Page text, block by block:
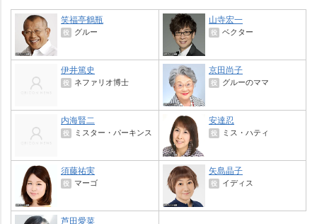
笑福亭鶴瓶
役 グルー
山寺宏一
役 ベクター
伊井篤史
役 ネファリオ博士
京田尚子
役 グルーのママ
内海賢二
役 ミスター・パーキンス
安達忍
役 ミス・ハティ
須藤祐実
役 マーゴ
矢島晶子
役 イディス
芦田愛菜